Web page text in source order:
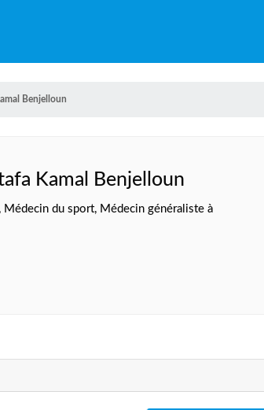
Benjelloun
Kamal Benjelloun
Médecin du sport, Médecin généraliste à